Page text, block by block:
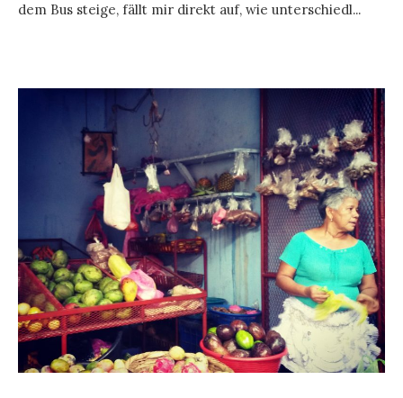
dem Bus steige, fällt mir direkt auf, wie unterschiedl...